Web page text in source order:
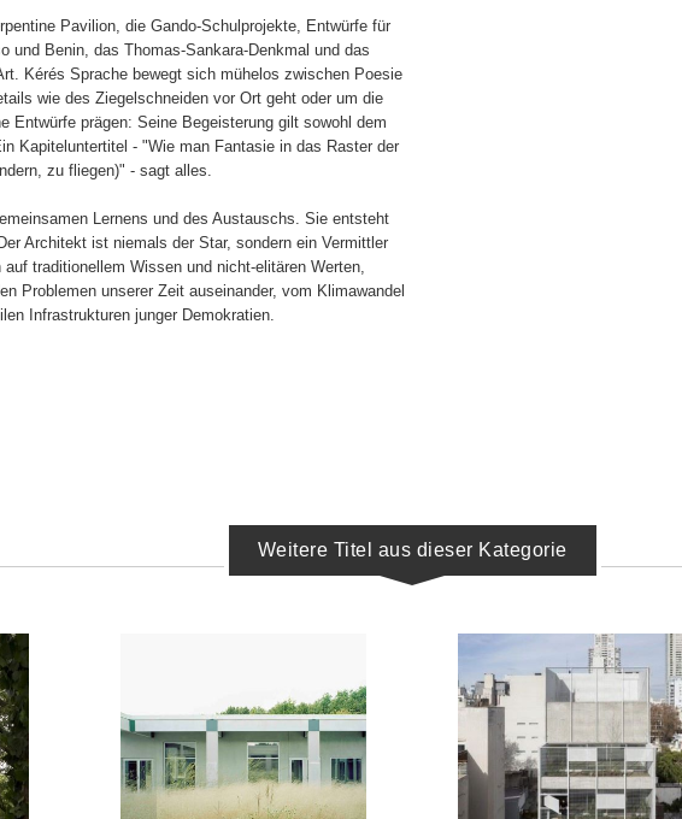
Pavilion, die Gando-Schulprojekte, Entwürfe für
und Benin, das Thomas-Sankara-Denkmal und das
Kérés Sprache bewegt sich mühelos zwischen Poesie
wie des Ziegelschneiden vor Ort geht oder um die
Entwürfe prägen: Seine Begeisterung gilt sowohl dem
Kapiteluntertitel - "Wie man Fantasie in das Raster der
zu fliegen)" - sagt alles.
Lernens und des Austauschs. Sie entsteht
Architekt ist niemals der Star, sondern ein Vermittler
traditionellem Wissen und nicht-elitären Werten,
Problemen unserer Zeit auseinander, vom Klimawandel
Infrastrukturen junger Demokratien.
Weitere Titel aus dieser Kategorie
IN DEN WARENKORB